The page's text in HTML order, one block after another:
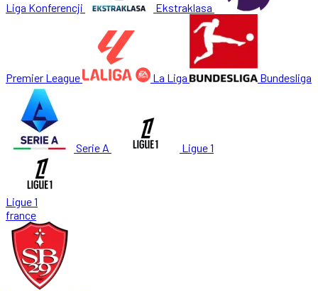
Liga Konferencji Ekstraklasa
Premier League La Liga Bundesliga
Serie A Ligue 1
Ligue 1
france